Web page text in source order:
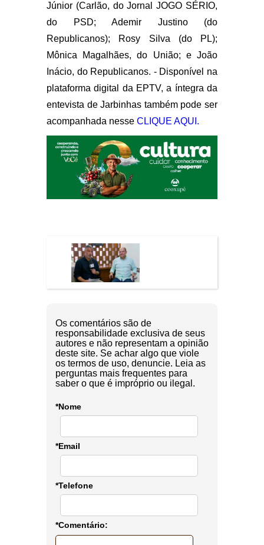
Júnior (Carlão, do Jornal JOGO SÉRIO,
do PSD; Ademir Justino (do
Republicanos); Rosy Silva (do PL);
Mônica Magalhães, do União; e João
Inácio, do Republicanos. - Disponível na
plataforma digital da EPTV, a íntegra da
entevista de Jarbinhas também pode ser
acompanhada nesse CLIQUE AQUI.
Os comentários são de
responsabilidade exclusiva de seus
autores e não representam a opinião
deste site. Se achar algo que viole
os termos de uso, denuncie. Leia as
perguntas mais frequentes para
saber o que é impróprio ou ilegal.
*Nome
*Email
*Telefone
*Comentário: